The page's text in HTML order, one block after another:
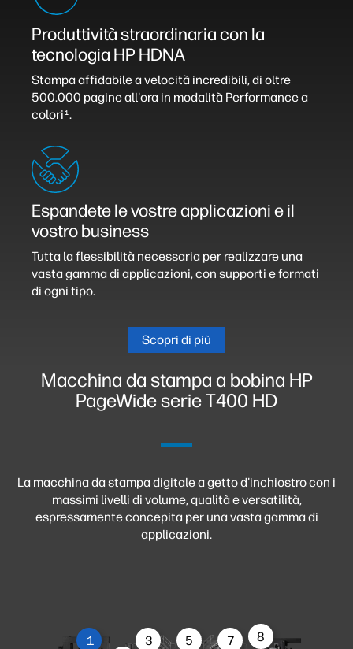
Produttività straordinaria con la
tecnologia HP HDNA
Stampa affidabile a velocità incredibili, di oltre
500.000 pagine all'ora in modalità Performance a
colori 1.
Espandete le vostre applicazioni e il
vostro business
Tutta la flessibilità necessaria per realizzare una
vasta gamma di applicazioni, con supporti e formati
di ogni tipo.
Scopri di più
Macchina da stampa a bobina HP
PageWide serie T400 HD
La macchina da stampa digitale a getto d'inchiostro con i
massimi livelli di volume, qualità e versatilità,
espressamente concepita per una vasta gamma di
applicazioni.
1
3
5
7 8